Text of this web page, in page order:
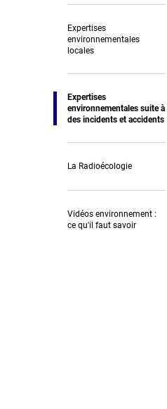
Expertises
environnementales
locales
Expertises
environnementales suite à
des incidents et accidents
La Radioécologie
Vidéos environnement :
ce qu'il faut savoir